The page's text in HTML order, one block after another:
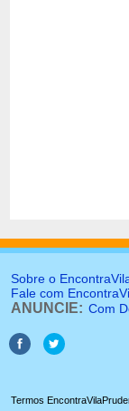
Sobre o
Fale com
ANUNCIE: Com
Termos